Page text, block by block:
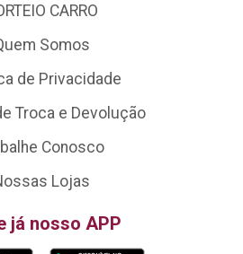
CARRO
Somos
de Privacidade
Troca e Devolução
Conosco
Lojas
já nosso APP